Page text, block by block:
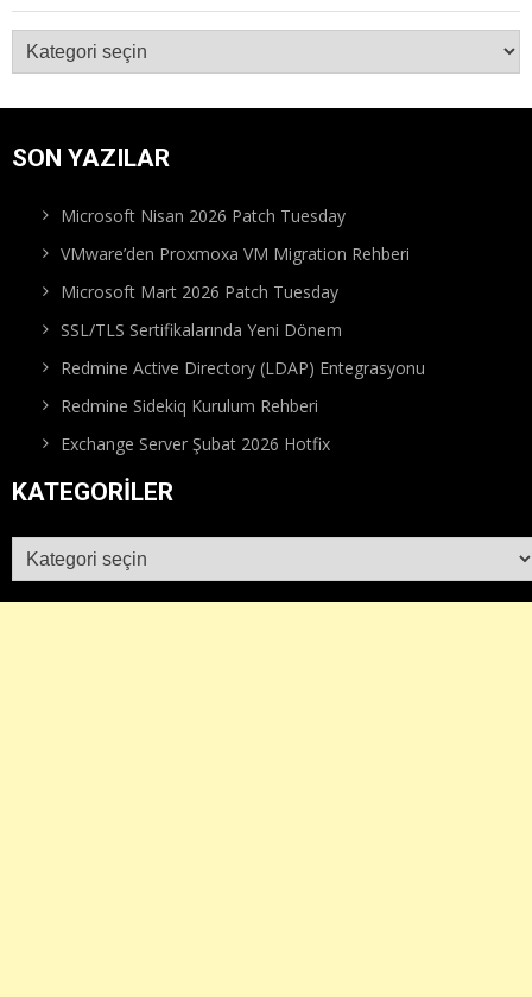
Kategoriler
SON YAZILAR
Microsoft Nisan 2026 Patch Tuesday
VMware’den Proxmoxa VM Migration Rehberi
Microsoft Mart 2026 Patch Tuesday
SSL/TLS Sertifikalarında Yeni Dönem
Redmine Active Directory (LDAP) Entegrasyonu
Redmine Sidekiq Kurulum Rehberi
Exchange Server Şubat 2026 Hotfix
KATEGORILER